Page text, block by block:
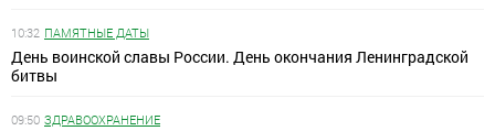
10:32 ПАМЯТНЫЕ ДАТЫ
День воинской славы России. День окончания Ленинградской
битвы
09:50 ЗДРАВООХРАНЕНИЕ